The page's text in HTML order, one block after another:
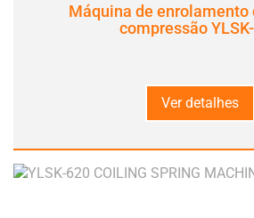
Máquina de enrolamento
compressão
Ver detalhes